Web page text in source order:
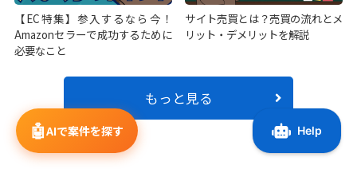
【EC特集】参入するなら今！
Amazonセラーで成功するために
必要なこと
サイト売買とは？売買の流れとメ
リット・デメリットを解説
もっと見る
🤖AIで案件を探す